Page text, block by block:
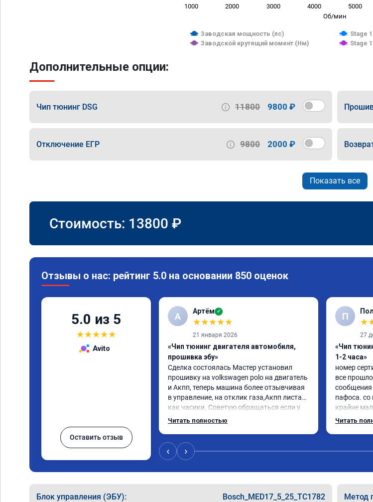
Об/мин
Заводская мощность (лс)
Stage
Заводской крутящий момент (Нм)
Stage
1000 2000 3000 4000 5000
Дополнительные опции:
Чип тюнинг DSG 11800 9800 ₽
Отключение ЕГР 9800 2000 ₽
Показать все
Стоимость: 13800 ₽
Отзывы о нас: рейтинг 5.0 на основании 850 оценок
5.0 из 5
★★★★★
Avito
Оставить отзыв
А Артём ✓
★★★★★
21 января 2026
«Чип тюнинг двигателя автомобиля,
прошивка эбу»
Сделка состоялась Мастер установил
прошивку на volkswagen polo на двигатель
и Акпп, теперь машина более отзывчивая
в управление, на отклик газа,Акпп листает
как часики. Советую обращаться если у
вас возникли проблемы с автомобилем
Читать полностью
П
★
27
«Чип
1-2 часа»
номер
все
сообщения
пафоса.
крайне
ребята
цена была
Читать
‹ ›
Блок управления (ЭБУ): Bosch_MED17_5_25_TC1782 Метод